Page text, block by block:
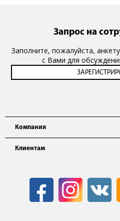
Компания
Клиентам
Запрос на
Заполните, пожалуйста,
с Вами для